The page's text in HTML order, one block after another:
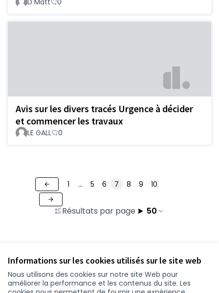
Informations sur les cookies utilisés sur le site web
Nous utilisons des cookies sur notre site Web pour
améliorer la performance et les contenus du site. Les
Avis sur les divers tracés Urgence à décider
et commencer les travaux
LE GALL 0
Résultats par page : 50
1 … 5 6 7 8 9 10
Conditions d'utilisation